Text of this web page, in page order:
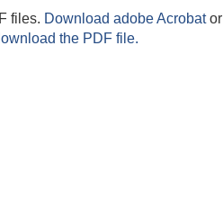
files. Download adobe Acrobator
the PDF file.